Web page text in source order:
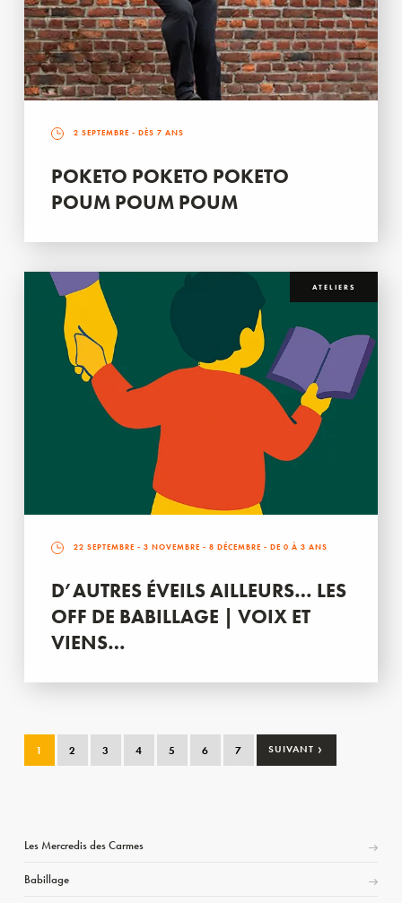
2 SEPTEMBRE - DÈS 7 ANS
POKETO POKETO POKETO
POUM POUM POUM
ATELIERS
22 SEPTEMBRE - 3 NOVEMBRE - 8 DÉCEMBRE - DE 0 À 3 ANS
D’AUTRES ÉVEILS AILLEURS… LES
OFF DE BABILLAGE | VOIX ET
VIENS…
1 2 3 4 5 6 7 SUIVANT ›
Les Mercredis des Carmes
Babillage